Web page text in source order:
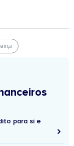
para si e